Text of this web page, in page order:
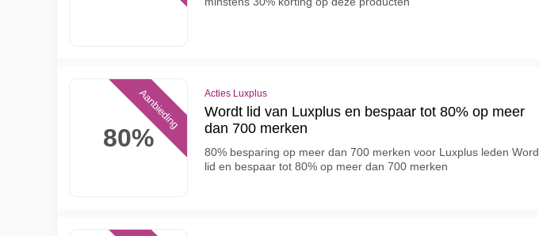
80%
Aanbieding Acties Luxplus
Wordt lid van Luxplus en bespaar tot 80% op meer
dan 700 merken
80% besparing op meer dan 700 merken voor Luxplus leden Word
lid en bespaar tot 80% op meer dan 700 merken